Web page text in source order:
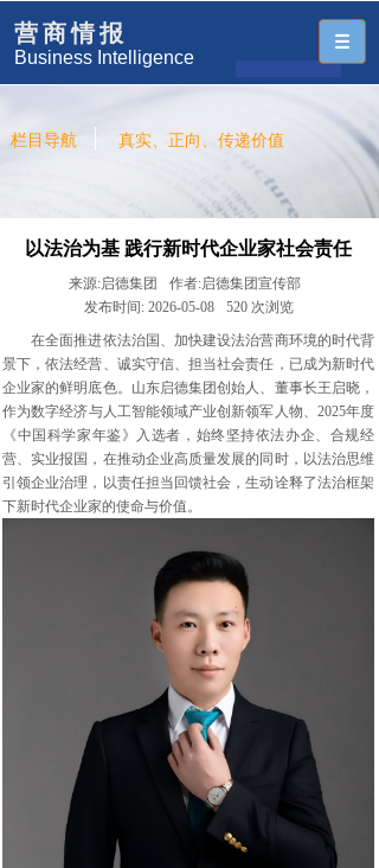
营商情报
Business Intelligence
栏目导航 真实、正向、传递价值
以法治为基 践行新时代企业家社会责任
来源:启德集团 作者:启德集团宣传部
发布时间: 2026-05-08 520 次浏览
在全面推进依法治国、加快建设法治营商环境的时代背
景下，依法经营、诚实守信、担当社会责任，已成为新时代
企业家的鲜明底色。山东启德集团创始人、董事长王启晓，
作为数字经济与人工智能领域产业创新领军人物、2025年度
《中国科学家年鉴》入选者，始终坚持依法办企、合规经
营、实业报国，在推动企业高质量发展的同时，以法治思维
引领企业治理，以责任担当回馈社会，生动诠释了法治框架
下新时代企业家的使命与价值。